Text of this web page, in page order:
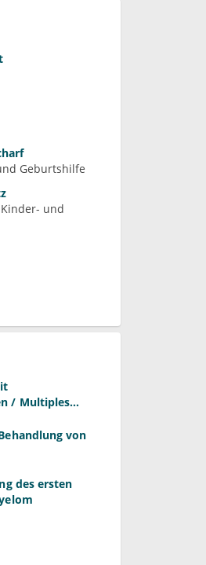
Geburtshilfe
und
/ Multiples
von
des ersten